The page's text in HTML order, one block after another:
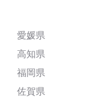
愛媛県
高知県
福岡県
佐賀県